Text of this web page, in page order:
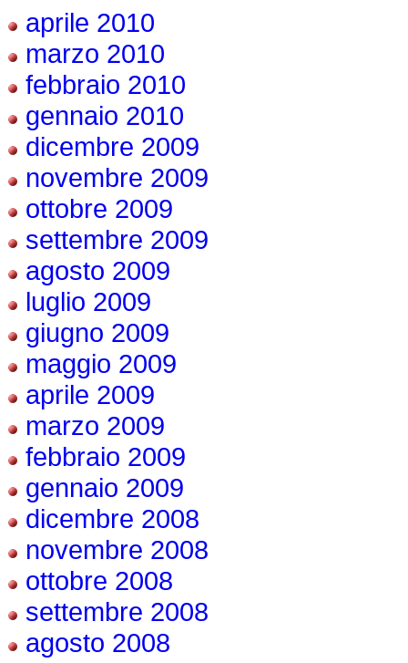
aprile 2010
marzo 2010
febbraio 2010
gennaio 2010
dicembre 2009
novembre 2009
ottobre 2009
settembre 2009
agosto 2009
luglio 2009
giugno 2009
maggio 2009
aprile 2009
marzo 2009
febbraio 2009
gennaio 2009
dicembre 2008
novembre 2008
ottobre 2008
settembre 2008
agosto 2008